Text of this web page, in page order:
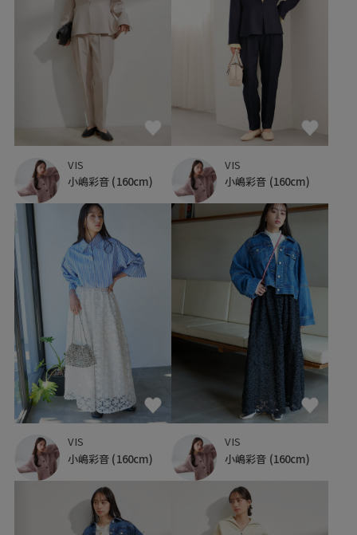
VIS
小嶋彩音 (160cm)
VIS
小嶋彩音 (160cm)
VIS
小嶋彩音 (160cm)
VIS
小嶋彩音 (160cm)